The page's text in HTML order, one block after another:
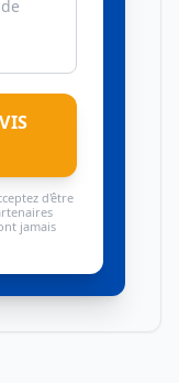
d'être
jamais